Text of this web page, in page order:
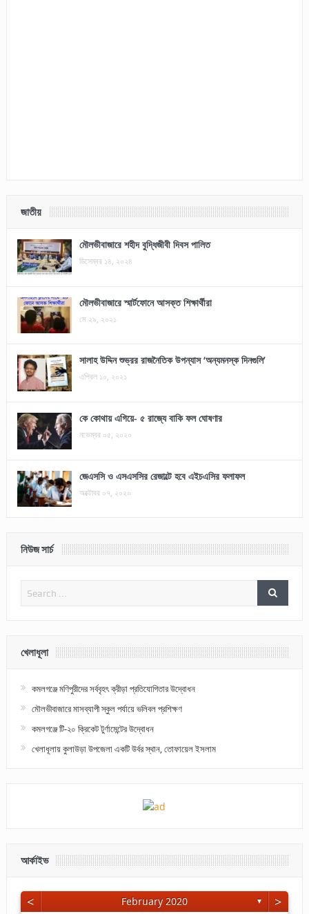
জাতীয়
মৌলভীবাজারে শহীদ বুদ্ধিজীবী দিবস পালিত
ডিসেম্বর ১৪, ২০২৪
মৌলভীবাজারে স্মার্টফোনে আসক্ত শিক্ষার্থীরা
মে ২৯, ২০২১
সালাহ উদ্দিন শুভ্রর রাজনৈতিক উপন্যাস ‘অন্যমনস্ক দিনগুলি’
এপ্রিল ১০, ২০২১
কে কোথায় এগিয়ে- ৫ রাজ্যে বাকি ফল ঘোষণার
নভেম্বর ০৫, ২০২০
জেএসসি ও এসএসসির রেজাল্টে হবে এইচএসির ফলাফল
অক্টোবর ০৭, ২০২০
নিউজ সার্চ
খেলাধূলা
কমলগঞ্জে মণিপুরীদের সর্ববৃহৎ ক্রীড়া প্রতিযোগিতার উদ্বোধন
মৌলভীবাজারে মাসব্যাপী স্কুল পর্যায়ে ভলিবল প্রশিক্ষণ
কমলগঞ্জে টি-২০ ক্রিকেট টুর্ণামেন্টের উদ্বোধন
খেলাধূলায় কুলাউড়া উপজেলা একটি উর্বর স্থান, তোফায়েল ইসলাম
আর্কাইভ
< February 2020 ▼ >